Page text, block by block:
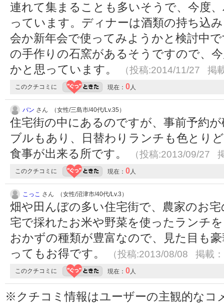
連れて集まることも多いそうで、今度
っています。ディナーは酒類の持ち込
会か新年会で使ってみようかと検討中
の手作りの石窯があるそうですので、
かと思っています。
（投稿:2014/11/27 掲
このクチコミに 現在： 0人
バン さん （女性/三島市/40代/Lv.35）
住宅街の中にあるのですが、事前予約
ブルもあり、日替わりランチも色とり
食事が出来る所です。
（投稿:2013/09/27
このクチコミに 現在： 0人
こっこ さん （女性/沼津市/40代/Lv.3）
畑や田んぼの多い住宅街で、農家のお
宅で採れたお米や野菜を使ったランチ
おかずの種類が豊富なので、見た目も
ってもお得です。
（投稿:2013/08/08 掲載
このクチコミに 現在： 0人
※クチコミ情報はユーザーの主観的なコ